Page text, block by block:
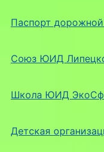
Паспорт дорожной
Союз ЮИД
Школа ЮИД
Детская